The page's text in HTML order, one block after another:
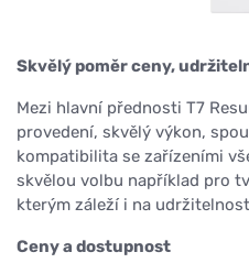
Skvělý poměr ceny,
Mezi hlavní přednosti T7
provedení, skvělý výkon,
kompatibilita se zařízeními
skvělou volbu například pro
kterým záleží i na
Ceny a dostupnost